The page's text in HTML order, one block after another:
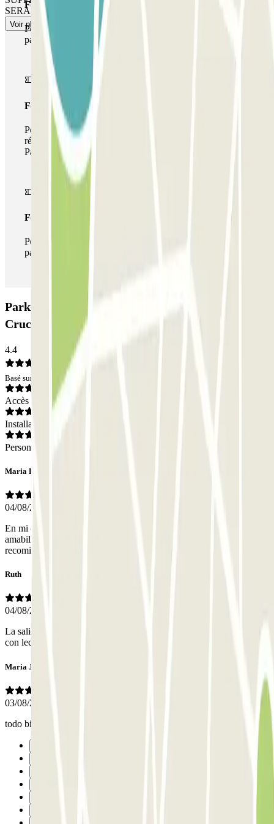
SERA APPLIQUÉ.
Voir plus
Forfait Simple
Pendant votre séjour, vous ne pourrez entrer et sortir du
parking qu'une seule fois
Forfait de stationnement multiple
Pendant votre séjour, vous pouvez utiliser l'ensemble du
réseau de parkings de cet opérateur disponible sur
Parclick.
Forfait illimité
Pendant votre séjour, vous pouvez entrer et sortir du
parking aussi souvent que vous le souhaitez.
Parking Aparkme con traslado a Terminal
Cruceros: Avis
4.4
Basé sur 38 avis
Accès
Installations
Personnel
Maria Lucia
04/08/2026
En mi opinión todo fue perfecto. Quiero destacar sobre todo la
amabilidad del personal y el gran trato que nos han dado. Lo
recomiendo.
Ruth
04/08/2026
La salida se deberia de organizar de otra manera, abrirse la barrera
con lectura de la matricula por ejemplo.
Maria Jose
03/08/2026
todo bien